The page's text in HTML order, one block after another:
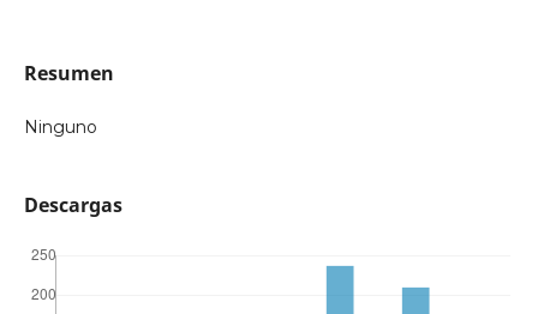
Resumen
Ninguno
Descargas